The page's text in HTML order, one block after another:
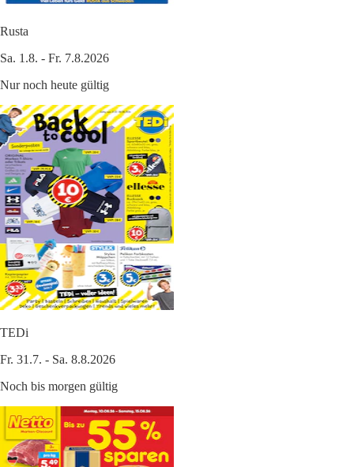
Rusta
Sa. 1.8. - Fr. 7.8.2026
Nur noch heute gültig
TEDi
Fr. 31.7. - Sa. 8.8.2026
Noch bis morgen gültig